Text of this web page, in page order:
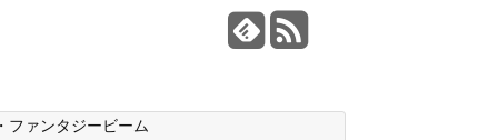
ファンタジービーム